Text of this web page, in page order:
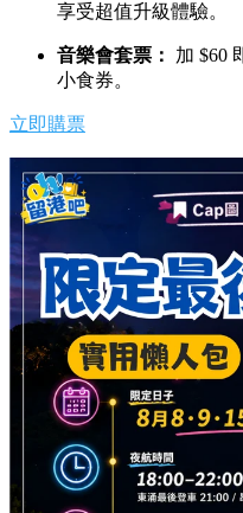
享受超值升級體驗。
音樂會套票：
加 $60
小食券。
立即購票